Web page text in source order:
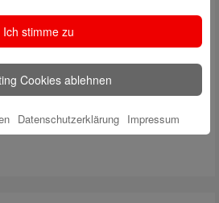
Ich stimme zu
Cookies ablehnen
Datenschutzerklärung Impressum